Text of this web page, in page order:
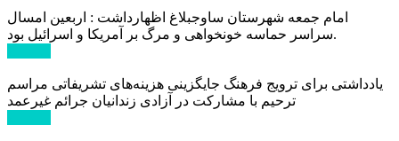
امام جمعه شهرستان ساوجبلاغ اظهارداشت : اربعین امسال
سراسر حماسه خونخواهی و مرگ بر آمریکا و اسرائیل بود.
یادداشتی برای ترویج فرهنگ جایگزینی هزینه‌های تشریفاتی مراسم
ترحیم با مشارکت در آزادی زندانیان جرائم غیرعمد